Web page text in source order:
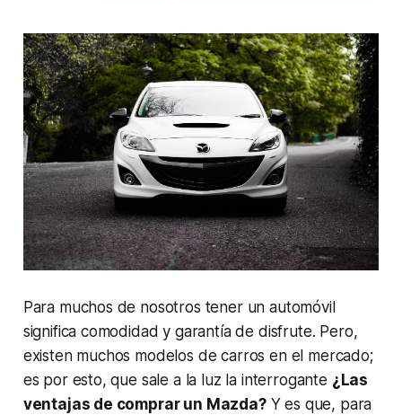
Para muchos de nosotros tener un automóvil
significa comodidad y garantía de disfrute. Pero,
existen muchos modelos de carros en el mercado;
es por esto, que sale a la luz la interrogante ¿Las
ventajas de comprar un Mazda?Y es que, para